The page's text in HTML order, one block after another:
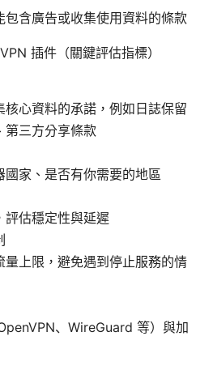
包含廣告或收集使用資料的條款
插件（關鍵評估指標）
核心資料的承諾，例如日誌保留
第三方分享條款
國家、是否有你需要的地區
評估穩定性與延遲
量上限，避免遇到停止服務的情
、WireGuard 等）與加